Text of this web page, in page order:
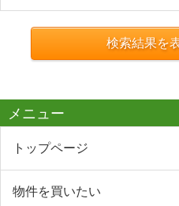
検索結果を
メニュー
トップページ
物件を買いたい